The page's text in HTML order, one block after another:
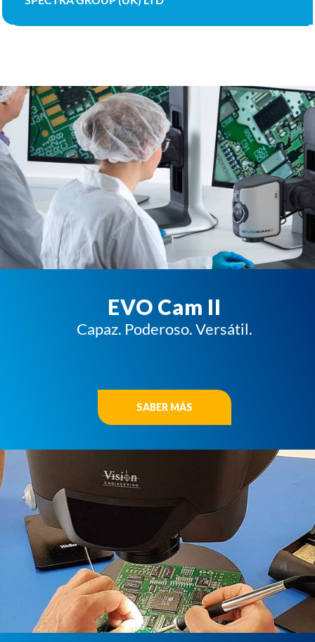
EVO Cam II
Capaz. Poderoso. Versátil.
SABER MÁS